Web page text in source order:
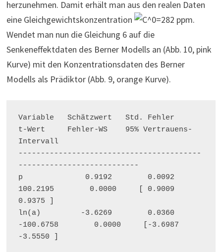
herzunehmen. Damit erhält man aus den realen Daten
eine Gleichgewichtskonzentration
ppm.
Wendet man nun die Gleichung 6 auf die
Senkeneffektdaten des Berner Modells an (Abb. 10, pink
Kurve) mit den Konzentrationsdaten des Berner
Modells als Prädiktor (Abb. 9, orange Kurve).
Variable   Schätzwert   Std. Fehler
t-Wert     Fehler-WS    95% Vertrauens-
Intervall
-----------------------------------------
---------------------------
p              0.9192        0.0092
100.2195        0.0000     [ 0.9009
0.9375 ]
ln(a)         -3.6269        0.0360
-100.6758        0.0000     [-3.6987
-3.5550 ]